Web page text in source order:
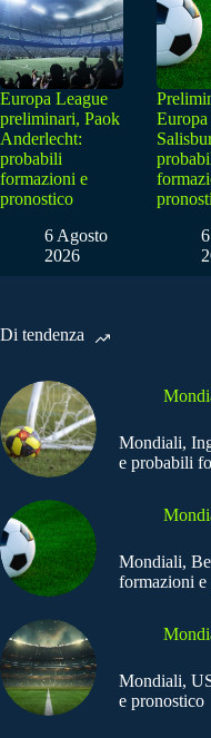
Europa League
preliminari, Paok
Anderlecht:
probabili
formazioni e
pronostico
6 Agosto
2026
Di tendenza
Mondiali,
e probabili
Mondiali,
formazioni e
Mondiali,
e pronostico